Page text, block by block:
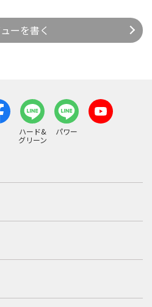
ーを書く
ハード&
グリーン
パワー